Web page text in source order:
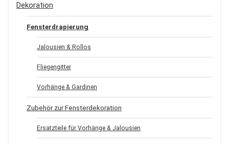
Dekoration
Fensterdrapierung
Jalousien & Rollos
Fliegengitter
Vorhänge & Gardinen
Zubehör zur Fensterdekoration
Ersatzteile für Vorhänge & Jalousien